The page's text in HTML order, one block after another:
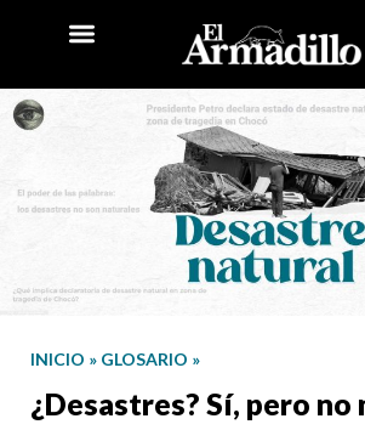
INICIO » GLOSARIO »
¿Desastres? Sí, pero